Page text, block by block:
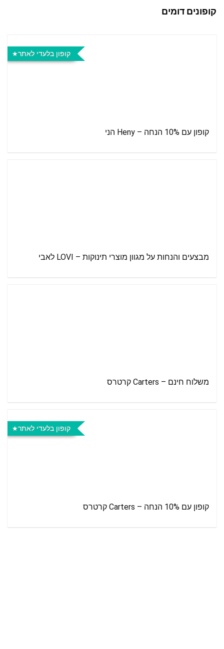
קופונים דומים
קופון בלעדי לאתר
קופון עם 10% הנחה – Heny הני
מבצעים והנחות על מגוון מוצרי תינוקות – LOVI לאבי
משלוח חינם – Carters קרטרס
קופון בלעדי לאתר
קופון עם 10% הנחה – Carters קרטרס